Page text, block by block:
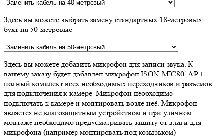
Здесь вы можете выбрать замену стандартных 18-метровых
бухт на 50-метровые
Здесь вы можете добавить микрофон для записи звука. К
вашему заказу будет добавлен микрофон ISON-MIC801AP +
полный комплект всех необходимых переходников и разъёмов
для подключения к камере. Микрофон необходимо
подключать к камере и монтировать возле неё. Микрофон
является не влагозащитным устройством и при уличном
монтаже необходимо предусматривать защиту от влаги для
микрофона (например монтировать под козырьком)